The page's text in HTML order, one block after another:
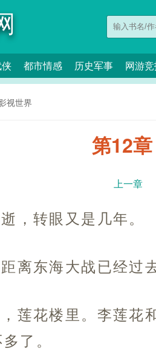
都市情感 历史军事 网游
视世界
第12章
上一章
，转眼又是几年。
离东海大战已经过
莲花楼里。李莲花
了。